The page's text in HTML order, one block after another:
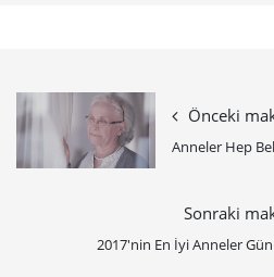
Önceki
Anneler Hep
Sonraki
2017'nin En İyi Anneler